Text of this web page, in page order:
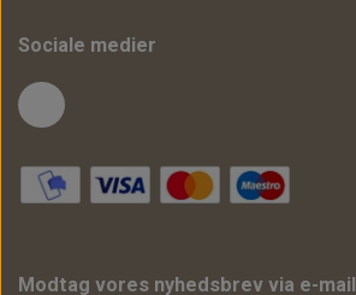
Sociale medier
Modtag vores nyhedsbrev via e-mail